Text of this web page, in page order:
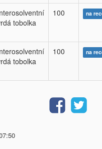
tobolka
100 na
tobolka
100 na